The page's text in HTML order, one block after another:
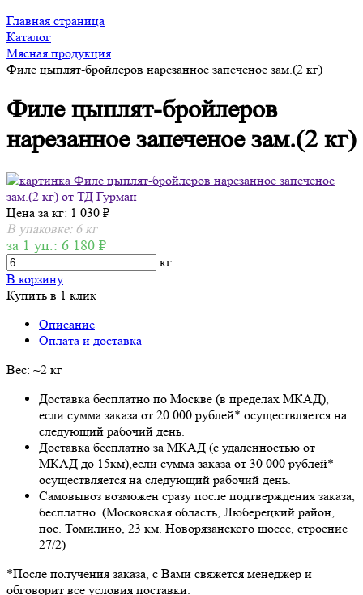
Главная страница
Каталог
Мясная продукция
Филе цыплят-бройлеров нарезанное запеченое зам.(2 кг)
Филе цыплят-бройлеров
нарезанное запеченое зам.(2 кг)
Цена за кг: 1 030 ₽
В упаковке: 6 кг
за 1 уп.: 6 180 ₽
кг
В корзину
Купить в 1 клик
Описание
Оплата и доставка
Вес: ~2 кг
Доставка бесплатно по Москве (в пределах МКАД),
если сумма заказа от 20 000 рублей* осуществляется на
следующий рабочий день.
Доставка бесплатно за МКАД (с удаленностью от
МКАД до 15км),если сумма заказа от 30 000 рублей*
осуществляется на следующий рабочий день.
Самовывоз возможен сразу после подтверждения заказа,
бесплатно. (Московская область, Люберецкий район,
пос. Томилино, 23 км. Новорязанского шоссе, строение
27/2)
*После получения заказа, с Вами свяжется менеджер и
обговорит все условия поставки.